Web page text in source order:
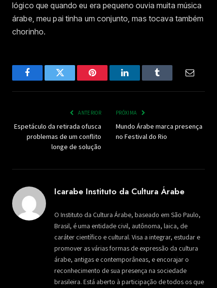
lógico que quando eu era pequeno ouvia muita música
árabe, meu pai tinha um conjunto, mas tocava também
chorinho.
FacebookTwitter Pinterest LinkedInTumblr
ANTERIOR
Espetáculo da retirada ofusca
problemas de um conflito
longe de solução
PRÓXIMA
Mundo Árabe marca presença
no Festival do Rio
Icarabe Instituto da Cultura Árabe
O Instituto da Cultura Árabe, baseado em São Paulo,
Brasil, é uma entidade civil, autônoma, laica, de
caráter científico e cultural. Visa a integrar, estudar e
promover as várias formas de expressão da cultura
árabe, antigas e contemporâneas, e encorajar o
reconhecimento de sua presença na sociedade
brasileira. Está aberto à participação de todos os que